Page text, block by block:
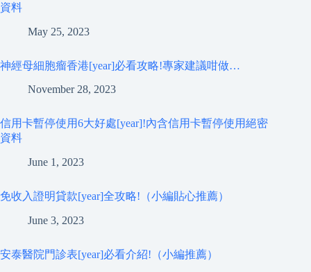
資料
May 25, 2023
神經母細胞瘤香港[year]必看攻略!專家建議咁做…
November 28, 2023
信用卡暫停使用6大好處[year]!內含信用卡暫停使用絕密
資料
June 1, 2023
免收入證明貸款[year]全攻略!（小編貼心推薦）
June 3, 2023
安泰醫院門診表[year]必看介紹!（小編推薦）